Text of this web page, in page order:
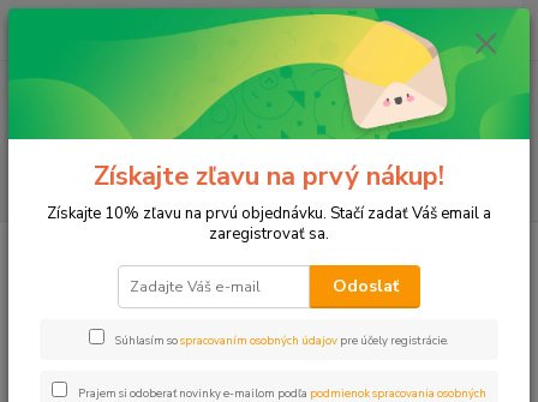
Menu
(Po-Pia, 8-17 hod.)
ks
za0 €
T-kus 32x32x32 PUSH
Získajte zľavu na prvý nákup!
Získajte 10% zľavu na prvú objednávku. Stačí zadať Váš email a
zaregistrovať sa.
Odoslať
Súhlasím sospracovaním osobných údajov pre účely registrácie.
Prajem si odoberať novinky e-mailom podľa podmienok spracovania osobných